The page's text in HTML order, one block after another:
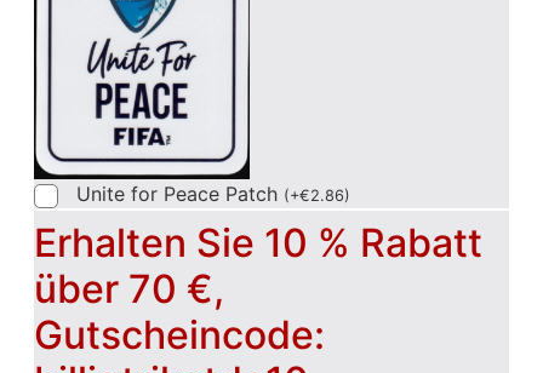
Unite for Peace Patch (+€2.86)
Erhalten Sie 10 % Rabatt
über 70 €,
Gutscheincode: